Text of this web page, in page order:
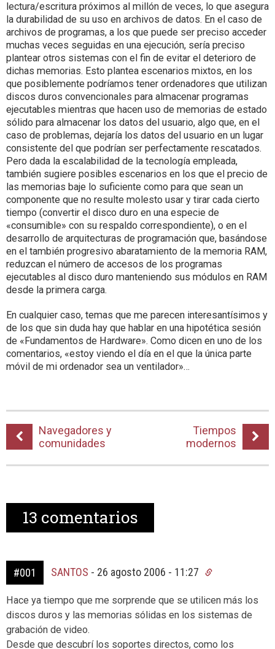
lectura/escritura próximos al millón de veces, lo que asegura
la durabilidad de su uso en archivos de datos. En el caso de
archivos de programas, a los que puede ser preciso acceder
muchas veces seguidas en una ejecución, sería preciso
plantear otros sistemas con el fin de evitar el deterioro de
dichas memorias. Esto plantea escenarios mixtos, en los
que posiblemente podríamos tener ordenadores que utilizan
discos duros convencionales para almacenar programas
ejecutables mientras que hacen uso de memorias de estado
sólido para almacenar los datos del usuario, algo que, en el
caso de problemas, dejaría los datos del usuario en un lugar
consistente del que podrían ser perfectamente rescatados.
Pero dada la escalabilidad de la tecnología empleada,
también sugiere posibles escenarios en los que el precio de
las memorias baje lo suficiente como para que sean un
componente que no resulte molesto usar y tirar cada cierto
tiempo (convertir el disco duro en una especie de
«consumible» con su respaldo correspondiente), o en el
desarrollo de arquitecturas de programación que, basándose
en el también progresivo abaratamiento de la memoria RAM,
reduzcan el número de accesos de los programas
ejecutables al disco duro manteniendo sus módulos en RAM
desde la primera carga.
En cualquier caso, temas que me parecen interesantísimos y
de los que sin duda hay que hablar en una hipotética sesión
de «Fundamentos de Hardware». Como dicen en uno de los
comentarios, «estoy viendo el día en el que la única parte
móvil de mi ordenador sea un ventilador»…
Navegadores y
comunidades
Tiempos
modernos
13 comentarios
#001 SANTOS - 26 agosto 2006 - 11:27
Hace ya tiempo que me sorprende que se utilicen más los
discos duros y las memorias sólidas en los sistemas de
grabación de video.
Desde que descubrí los soportes directos, como los